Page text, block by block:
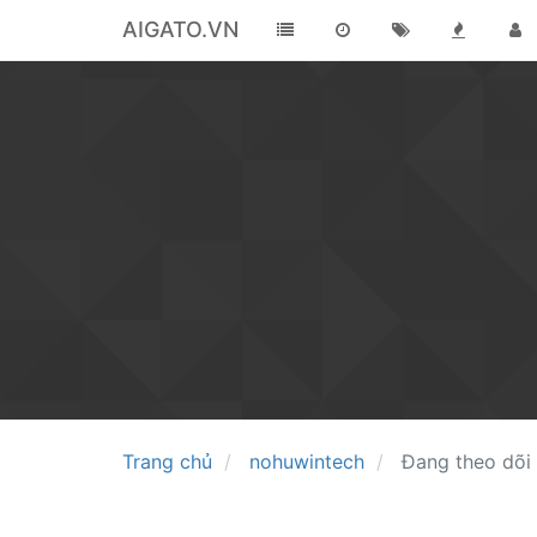
AIGATO.VN
Trang chủ nohuwintech Đang theo dõi